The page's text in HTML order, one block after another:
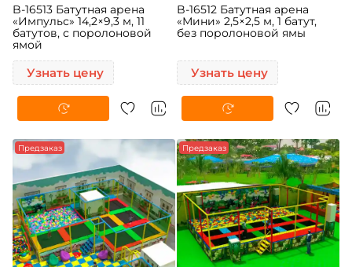
B-16513 Батутная арена
«Импульс» 14,2×9,3 м, 11
батутов, с поролоновой
ямой
Узнать цену
B-16512 Батутная арена
«Мини» 2,5×2,5 м, 1 батут,
без поролоновой ямы
Узнать цену
Предзаказ Предзаказ